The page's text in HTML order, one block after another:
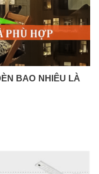
BAO NHIÊU LÀ